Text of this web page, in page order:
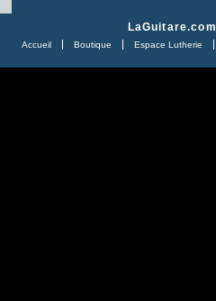
LaGuitare.com
Accueil Boutique Espace Lutherie